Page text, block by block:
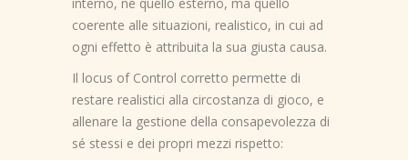
coerente alle situazioni, realistico, in cui ad
ogni effetto è attribuita la sua giusta causa.
Il locus of Control corretto permette di
restare realistici alla circostanza di gioco, e
allenare la gestione della consapevolezza di
sé stessi e dei propri mezzi rispetto: